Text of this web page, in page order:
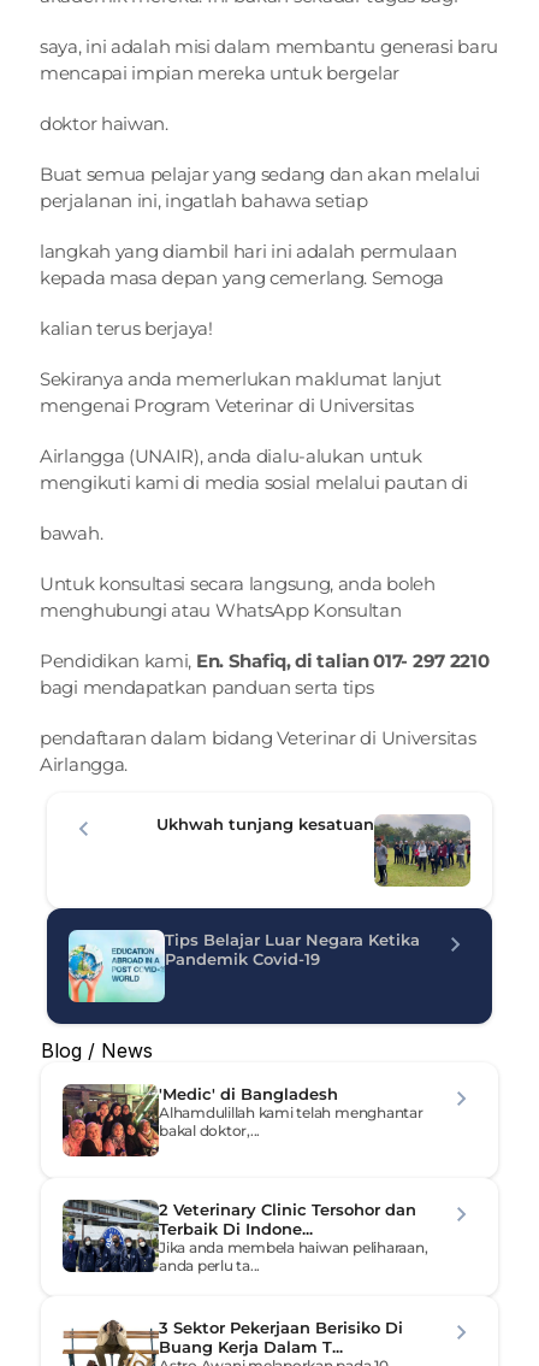
saya, ini adalah misi dalam membantu generasi baru
mencapai impian mereka untuk bergelar
doktor haiwan.
Buat semua pelajar yang sedang dan akan melalui
perjalanan ini, ingatlah bahawa setiap
langkah yang diambil hari ini adalah permulaan
kepada masa depan yang cemerlang. Semoga
kalian terus berjaya!
Sekiranya anda memerlukan maklumat lanjut
mengenai Program Veterinar di Universitas
Airlangga (UNAIR), anda dialu-alukan untuk
mengikuti kami di media sosial melalui pautan di
bawah.
Untuk konsultasi secara langsung, anda boleh
menghubungi atau WhatsApp Konsultan
Pendidikan kami, En. Shafiq, di talian 017- 297 2210
bagi mendapatkan panduan serta tips
pendaftaran dalam bidang Veterinar di Universitas
Airlangga.
Ukhwah tunjang kesatuan
Tips Belajar Luar Negara Ketika
Pandemik Covid-19
Blog / News
'Medic' di Bangladesh
Alhamdulillah kami telah menghantar
bakal doktor,...
2 Veterinary Clinic Tersohor dan
Terbaik Di Indone...
Jika anda membela haiwan peliharaan,
anda perlu ta...
3 Sektor Pekerjaan Berisiko Di
Buang Kerja Dalam T...